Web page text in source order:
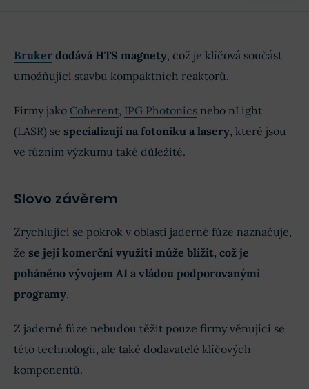
Bruker dodává HTS magnety, což je klíčová součást
umožňující stavbu kompaktních reaktorů.
Firmy jako Coherent, IPG Photonics nebo nLight
(LASR) se specializují na fotoniku a lasery, které jsou
ve fúzním výzkumu také důležité.
Slovo závěrem
Zrychlující se pokrok v oblasti jaderné fúze naznačuje,
že se její komerční využití může blížit, což je
poháněno vývojem AI a vládou podporovanými
programy.
Z jaderné fúze nebudou těžit pouze firmy věnující se
této technologii, ale také dodavatelé klíčových
komponentů.